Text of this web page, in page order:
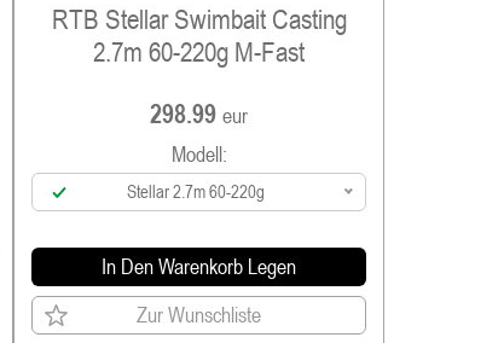
RTB Stellar Swimbait Casting
2.7m 60-220g M-Fast
298.99eur
Modell:
Stellar 2.7m 60-220g
In Den Warenkorb Legen
Zur Wunschliste